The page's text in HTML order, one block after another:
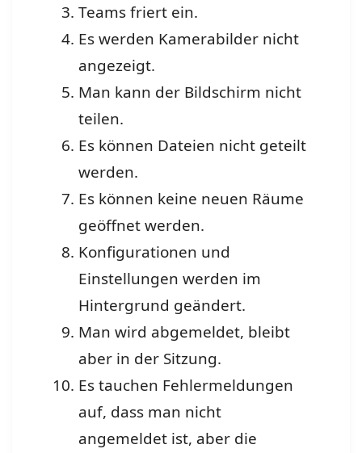
Teams friert ein.
Es werden Kamerabilder nicht
angezeigt.
Man kann der Bildschirm nicht
teilen.
Es können Dateien nicht geteilt
werden.
Es können keine neuen Räume
geöffnet werden.
Konfigurationen und
Einstellungen werden im
Hintergrund geändert.
Man wird abgemeldet, bleibt
aber in der Sitzung.
Es tauchen Fehlermeldungen
auf, dass man nicht
angemeldet ist, aber die